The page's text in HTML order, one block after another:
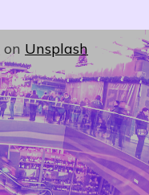
on Unsplash